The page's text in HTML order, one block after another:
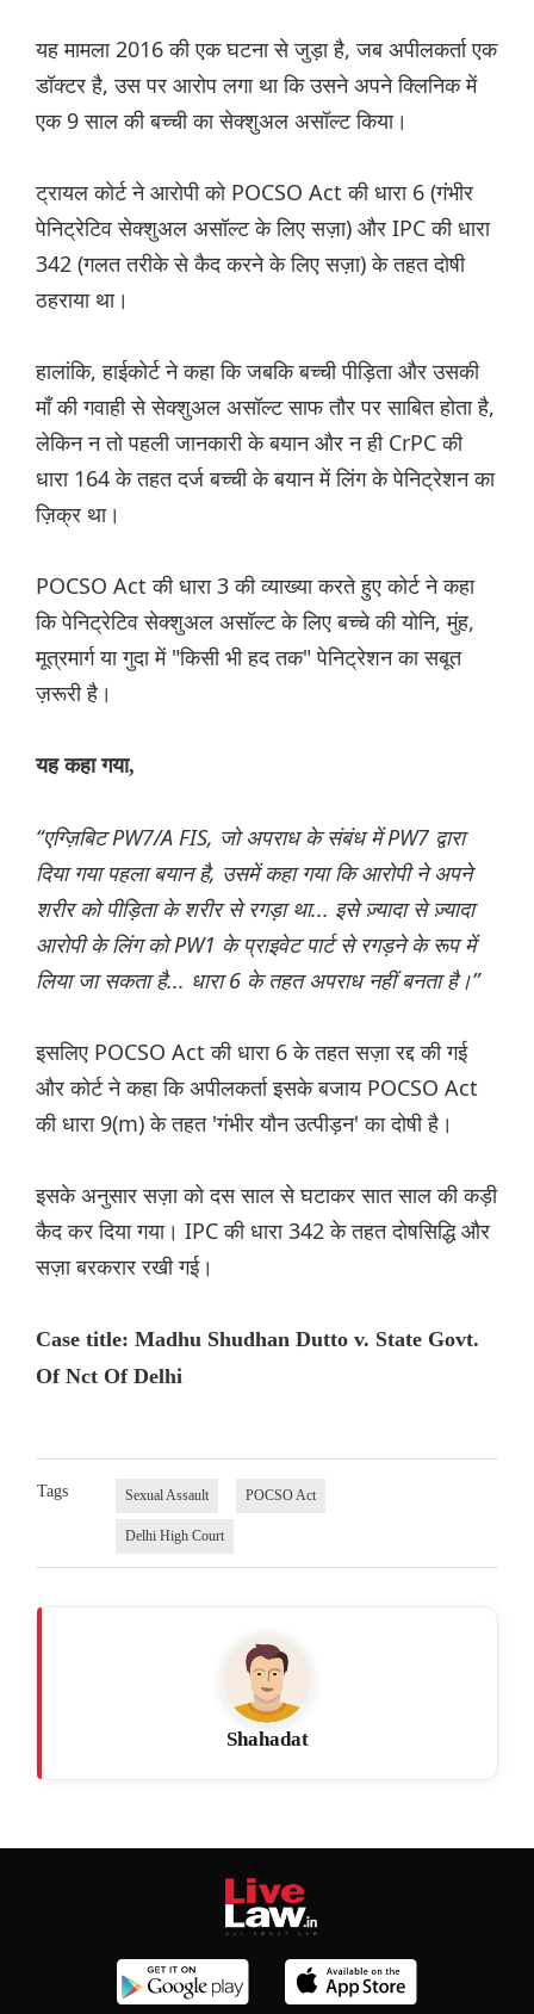
यह मामला 2016 की एक घटना से जुड़ा है, जब अपीलकर्ता एक
डॉक्टर है, उस पर आरोप लगा था कि उसने अपने क्लिनिक में
एक 9 साल की बच्ची का सेक्शुअल असॉल्ट किया।
ट्रायल कोर्ट ने आरोपी को POCSO Act की धारा 6 (गंभीर
पेनिट्रेटिव सेक्शुअल असॉल्ट के लिए सज़ा) और IPC की धारा
342 (गलत तरीके से कैद करने के लिए सज़ा) के तहत दोषी
ठहराया था।
हालांकि, हाईकोर्ट ने कहा कि जबकि बच्ची पीड़िता और उसकी
माँ की गवाही से सेक्शुअल असॉल्ट साफ तौर पर साबित होता है,
लेकिन न तो पहली जानकारी के बयान और न ही CrPC की
धारा 164 के तहत दर्ज बच्ची के बयान में लिंग के पेनिट्रेशन का
ज़िक्र था।
POCSO Act की धारा 3 की व्याख्या करते हुए कोर्ट ने कहा
कि पेनिट्रेटिव सेक्शुअल असॉल्ट के लिए बच्चे की योनि, मुंह,
मूत्रमार्ग या गुदा में "किसी भी हद तक" पेनिट्रेशन का सबूत
ज़रूरी है।
यह कहा गया,
“एग्ज़िबिट PW7/A FIS, जो अपराध के संबंध में PW7 द्वारा
दिया गया पहला बयान है, उसमें कहा गया कि आरोपी ने अपने
शरीर को पीड़िता के शरीर से रगड़ा था... इसे ज़्यादा से ज़्यादा
आरोपी के लिंग को PW1 के प्राइवेट पार्ट से रगड़ने के रूप में
लिया जा सकता है... धारा 6 के तहत अपराध नहीं बनता है।”
इसलिए POCSO Act की धारा 6 के तहत सज़ा रद्द की गई
और कोर्ट ने कहा कि अपीलकर्ता इसके बजाय POCSO Act
की धारा 9(m) के तहत 'गंभीर यौन उत्पीड़न' का दोषी है।
इसके अनुसार सज़ा को दस साल से घटाकर सात साल की कड़ी
कैद कर दिया गया। IPC की धारा 342 के तहत दोषसिद्धि और
सज़ा बरकरार रखी गई।
Case title: Madhu Shudhan Dutto v. State Govt.
Of Nct Of Delhi
Tags Sexual Assault POCSO Act
Delhi High Court
Shahadat